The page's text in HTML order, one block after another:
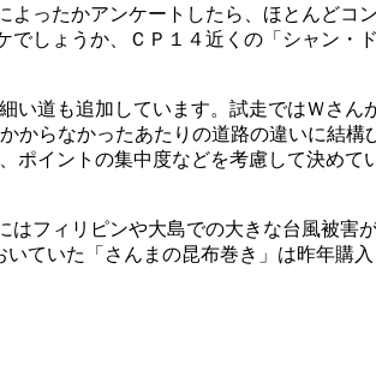
ったかアンケートしたら、ほとんどコ
しょうか、ＣＰ１４近くの「シャン・
道も追加しています。試走ではＷさん
らなかったあたりの道路の違いに結
イントの集中度などを考慮して決めて
フィリピンや大島での大きな台風被害
ていた「さんまの昆布巻き」は昨年購入